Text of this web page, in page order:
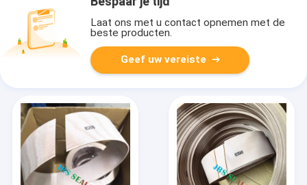
Laat ons met u contact opnemen met de
beste producten.
Geef uw vereiste